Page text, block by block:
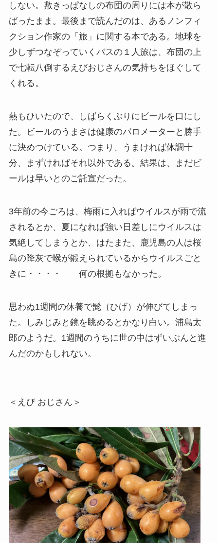
しない。敷きっぱなしの布団の周りには本が散ら
ばったまま。最後まで読んだのは、あるノンフィ
クション作家の「旅」に関する本である。地球を
少しずつなぞっていくバスの１人旅は、布団の上
で七転八倒するえびおじさんの気持ちをほぐして
くれる。
熱もひいたので、しばらくぶりにビールを口にし
た。ビールのうまさは健康のバロメーターと勝手
に決めつけている。つまり、うまければ体調十
分、まずければそれ以外である。結果は、まだビ
ールは早いとのご託宣だった。
3年前の今ごろは、梅雨に入ればウイルスが雨で流
されるとか、夏になれば強い日差しにウイルスは
気絶してしまうとか、はたまた、鹿児島の人は桜
島の降灰で喉が鍛えられているからウイルスごと
きに・・・・ 何の根拠もなかった。
思わぬ1週間の休養で髭（ひげ）が伸びてしまっ
た。しみじみと鏡を眺めるとかなり白い。浦島太
郎のようだ。1週間のうちに世の中はずいぶんと進
んだのかもしれない。
＜えび おじさん＞